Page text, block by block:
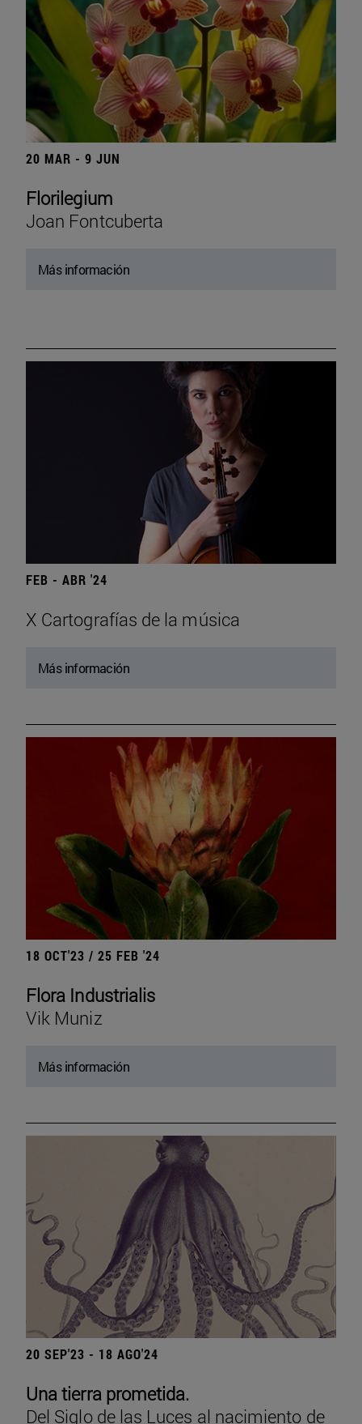
20 MAR - 9 JUN
Florilegium
Joan Fontcuberta
Más información
FEB - ABR '24
X Cartografías de la música
Más información
18 OCT'23 / 25 FEB '24
Flora Industrialis
Vik Muniz
Más información
20 SEP'23 - 18 AGO'24
Una tierra prometida.
Del Siglo de las Luces al nacimiento de